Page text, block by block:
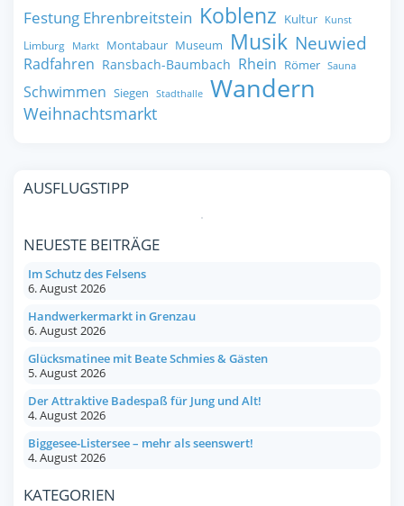
Festung Ehrenbreitstein Koblenz Kultur Kunst
Limburg Markt Montabaur Museum Musik Neuwied
Radfahren Ransbach-Baumbach Rhein Römer Sauna
Schwimmen Siegen Stadthalle Wandern
Weihnachtsmarkt
AUSFLUGSTIPP
NEUESTE BEITRÄGE
Im Schutz des Felsens
6. August 2026
Handwerkermarkt in Grenzau
6. August 2026
Glücksmatinee mit Beate Schmies & Gästen
5. August 2026
Der Attraktive Badespaß für Jung und Alt!
4. August 2026
Biggesee-Listersee – mehr als seenswert!
4. August 2026
KATEGORIEN